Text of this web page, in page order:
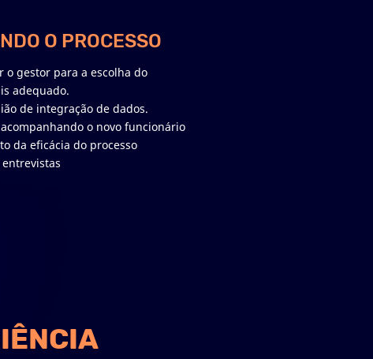
O PROCESSO
o gestor para a escolha do
adequado.
de integração de dados.
o novo funcionário
da eficácia do processo